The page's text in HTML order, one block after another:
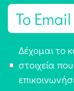
E
π
Δέχομαι το
στοιχεία